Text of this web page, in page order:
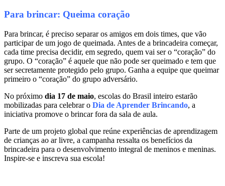
Para brincar: Queima coração
Para brincar, é preciso separar os amigos em dois times, que vão
participar de um jogo de queimada. Antes de a brincadeira começar,
cada time precisa decidir, em segredo, quem vai ser o “coração” do
grupo. O “coração” é aquele que não pode ser queimado e tem que
ser secretamente protegido pelo grupo. Ganha a equipe que queimar
primeiro o “coração” do grupo adversário.
No próximo dia 17 de maio, escolas do Brasil inteiro estarão
mobilizadas para celebrar o Dia de Aprender Brincando, a
iniciativa promove o brincar fora da sala de aula.
Parte de um projeto global que reúne experiências de aprendizagem
de crianças ao ar livre, a campanha ressalta os benefícios da
brincadeira para o desenvolvimento integral de meninos e meninas.
Inspire-se e inscreva sua escola!